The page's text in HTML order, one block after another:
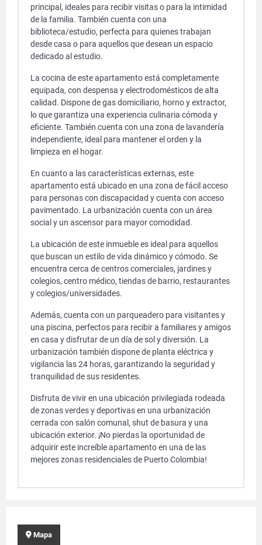
principal, ideales para recibir visitas o para la intimidad
de la familia. También cuenta con una
biblioteca/estudio, perfecta para quienes trabajan
desde casa o para aquellos que desean un espacio
dedicado al estudio.
La cocina de este apartamento está completamente
equipada, con despensa y electrodomésticos de alta
calidad. Dispone de gas domiciliario, horno y extractor,
lo que garantiza una experiencia culinaria cómoda y
eficiente. También cuenta con una zona de lavandería
independiente, ideal para mantener el orden y la
limpieza en el hogar.
En cuanto a las características externas, este
apartamento está ubicado en una zona de fácil acceso
para personas con discapacidad y cuenta con acceso
pavimentado. La urbanización cuenta con un área
social y un ascensor para mayor comodidad.
La ubicación de este inmueble es ideal para aquellos
que buscan un estilo de vida dinámico y cómodo. Se
encuentra cerca de centros comerciales, jardines y
colegios, centro médico, tiendas de barrio, restaurantes
y colegios/universidades.
Además, cuenta con un parqueadero para visitantes y
una piscina, perfectos para recibir a familiares y amigos
en casa y disfrutar de un día de sol y diversión. La
urbanización también dispone de planta eléctrica y
vigilancia las 24 horas, garantizando la seguridad y
tranquilidad de sus residentes.
Disfruta de vivir en una ubicación privilegiada rodeada
de zonas verdes y deportivas en una urbanización
cerrada con salón comunal, shut de basura y una
ubicación exterior. ¡No pierdas la oportunidad de
adquirir este increíble apartamento en una de las
mejores zonas residenciales de Puerto Colombia!
Mapa